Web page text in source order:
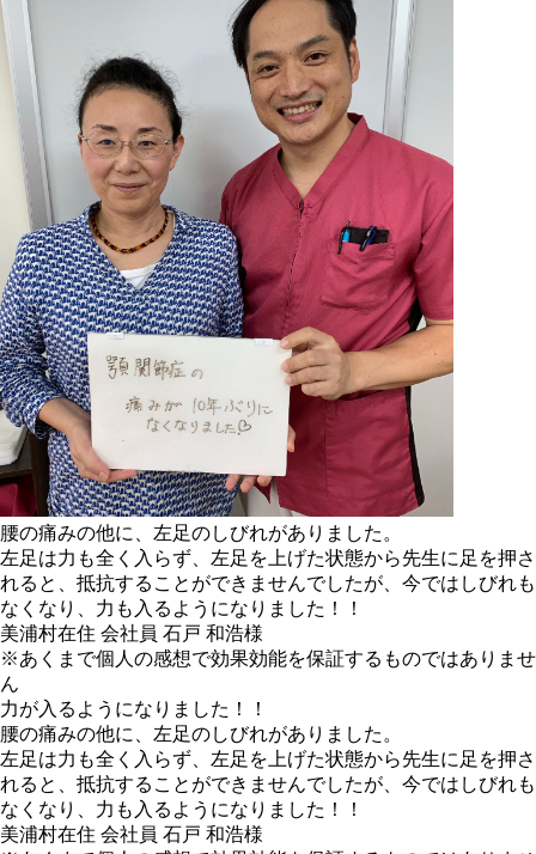
腰の痛みの他に、左足のしびれがありました。
左足は力も全く入らず、左足を上げた状態から先生に足を押さ
れると、抵抗することができませんでしたが、今ではしびれも
なくなり、力も入るようになりました！！
美浦村在住 会社員 石戸 和浩様
※あくまで個人の感想で効果効能を保証するものではありませ
ん
力が入るようになりました！！
腰の痛みの他に、左足のしびれがありました。
左足は力も全く入らず、左足を上げた状態から先生に足を押さ
れると、抵抗することができませんでしたが、今ではしびれも
なくなり、力も入るようになりました！！
美浦村在住 会社員 石戸 和浩様